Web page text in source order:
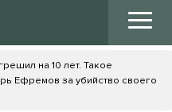
на 10 лет. Такое
Ефремов за убийство своего